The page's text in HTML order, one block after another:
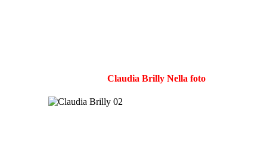
Claudia Brilly Nella foto